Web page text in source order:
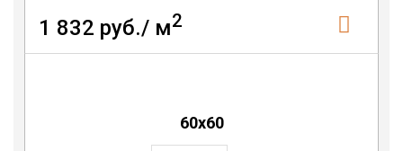
1 832 руб./ м2
60x60